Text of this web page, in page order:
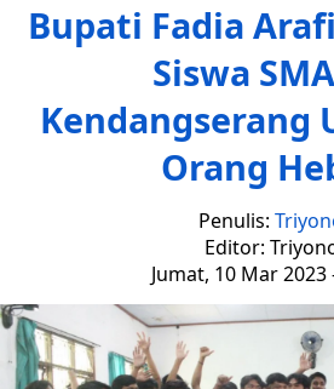
Bupati Fadia
Siswa
Kendangserang
Orang
Penulis:
Editor:
Jumat, 10 Mar 2023